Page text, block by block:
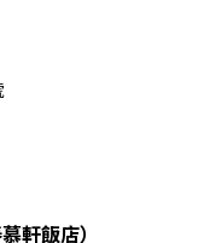
軒飯店）